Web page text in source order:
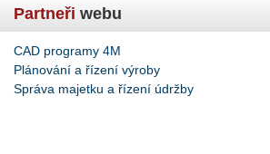
Partneři webu
CAD programy 4M
Plánování a řízení výroby
Správa majetku a řízení údržby